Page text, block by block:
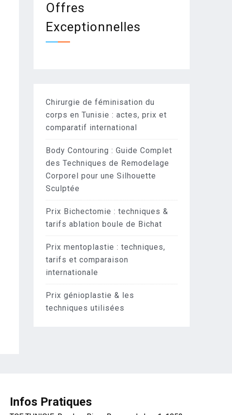
Offres
Exceptionnelles
Chirurgie de féminisation du
corps en Tunisie : actes, prix et
comparatif international
Body Contouring : Guide Complet
des Techniques de Remodelage
Corporel pour une Silhouette
Sculptée
Prix Bichectomie : techniques &
tarifs ablation boule de Bichat
Prix mentoplastie : techniques,
tarifs et comparaison
internationale
Prix génioplastie & les
techniques utilisées
Infos Pratiques